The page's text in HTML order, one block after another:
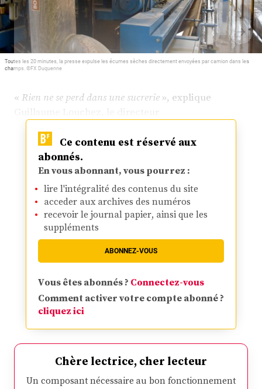
Toutes les 20 minutes, la presse expulse les écumes sèches directement envoyées par camion dans les
champs. ©FX Duquenne
« Rien ne se perd dans une sucrerie», explique
Ce contenu est réservé aux
abonnés.
En vous abonnant, vous pourrez :
lire l'intégralité des contenus du site
acceder aux archives des numéros
recevoir le journal papier, ainsi que les
suppléments
ABONNEZ-VOUS
Vous êtes abonnés ? Connectez-vous
Comment activer votre compte abonné ?
cliquez ici
Chère lectrice, cher lecteur
Un composant nécessaire au bon fonctionnement